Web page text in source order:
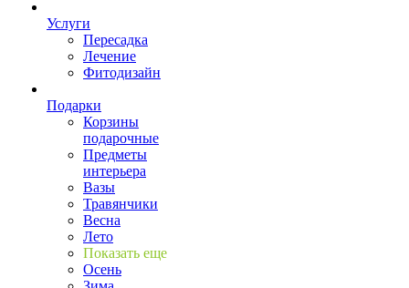
Услуги
Пересадка
Лечение
Фитодизайн
Подарки
Корзины
подарочные
Предметы
интерьера
Вазы
Травянчики
Весна
Лето
Показать еще
Осень